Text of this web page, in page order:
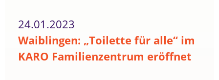
24.01.2023
Waiblingen: „Toilette für alle“ im
KARO Familienzentrum eröffnet